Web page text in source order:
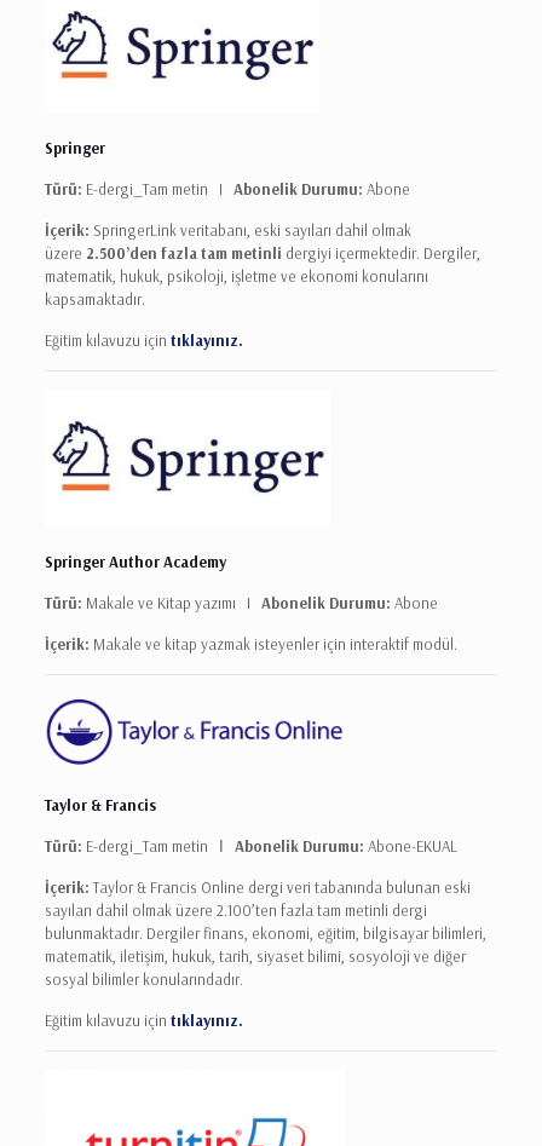
Springer
Türü: E-dergi_Tam metin I Abonelik Durumu: Abone
İçerik: SpringerLink veritabanı, eski sayıları dahil olmak
üzere 2.500’den fazla tam metinli dergiyi içermektedir. Dergiler,
matematik, hukuk, psikoloji, işletme ve ekonomi konularını
kapsamaktadır.
Eğitim kılavuzu için tıklayınız.
Springer Author Academy
Türü: Makale ve Kitap yazımı I Abonelik Durumu: Abone
İçerik: Makale ve kitap yazmak isteyenler için interaktif modül.
Taylor & Francis
Türü: E-dergi_Tam metin Ι Abonelik Durumu: Abone-EKUAL
İçerik:Taylor & Francis Online dergi veri tabanında bulunan eski
sayıları dahil olmak üzere 2.100’ten fazla tam metinli dergi
bulunmaktadır. Dergiler finans, ekonomi, eğitim, bilgisayar bilimleri,
matematik, iletişim, hukuk, tarih, siyaset bilimi, sosyoloji ve diğer
sosyal bilimler konularındadır.
Eğitim kılavuzu için tıklayınız.